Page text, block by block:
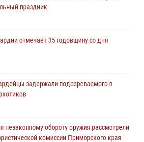
праздник
отмечает 35 годовщину со дня
задержали подозреваемого в
незаконному обороту оружия рассмотрели
комиссии Приморского края